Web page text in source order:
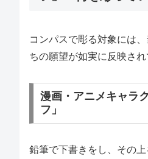
コンパスで彫る対象には
ちの願望が如実に反映され
漫画・アニメキャラ
フ」
鉛筆で下書きをし、その上